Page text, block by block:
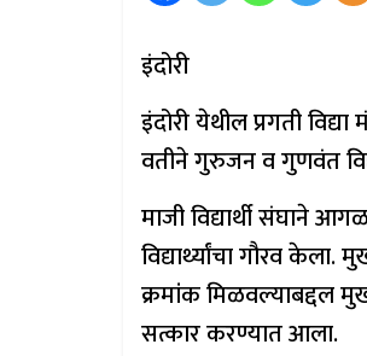
इंदोरी
इंदोरी येथील प्रगती
वतीने गुरुजन व गुणवंत
माजी विद्यार्थी संघाने
विद्यार्थ्यांचा गौरव
क्रमांक मिळवल्याबद्दल
सत्कार करण्यात आला.